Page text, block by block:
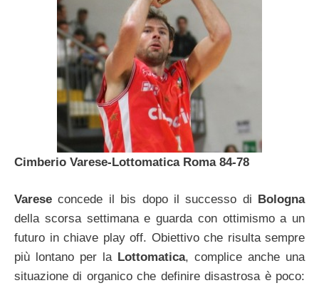
Cimberio Varese-Lottomatica Roma 84-78
Vareseconcede il bis dopo il successo di
Bologna
della scorsa settimana e guarda con ottimismo a un
futuro in chiave play off. Obiettivo che risulta sempre
più lontano per la Lottomatica, complice anche una
situazione di organico che definire disastrosa è poco: